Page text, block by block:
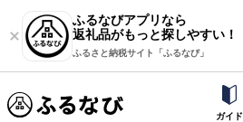
ふるなびアプリなら
返礼品がもっと探しやすい！
ふるさと納税サイト「ふるなび」
ガイド